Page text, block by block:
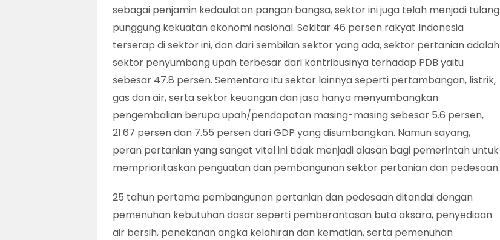
sebagai penjamin kedaulatan pangan bangsa, sektor ini juga telah menjadi tulang
punggung kekuatan ekonomi nasional. Sekitar 46 persen rakyat Indonesia
terserap di sektor ini, dan dari sembilan sektor yang ada, sektor pertanian adalah
sektor penyumbang upah terbesar dari kontribusinya terhadap PDB yaitu
sebesar 47.8 persen. Sementara itu sektor lainnya seperti pertambangan, listrik,
gas dan air, serta sektor keuangan dan jasa hanya menyumbangkan
pengembalian berupa upah/pendapatan masing-masing sebesar 5.6 persen,
21.67 persen dan 7.55 persen dari GDP yang disumbangkan. Namun sayang,
peran pertanian yang sangat vital ini tidak menjadi alasan bagi pemerintah untuk
memprioritaskan penguatan dan pembangunan sektor pertanian dan pedesaan.
25 tahun pertama pembangunan pertanian dan pedesaan ditandai dengan
pemenuhan kebutuhan dasar seperti pemberantasan buta aksara, penyediaan
air bersih, penekanan angka kelahiran dan kematian, serta pemenuhan